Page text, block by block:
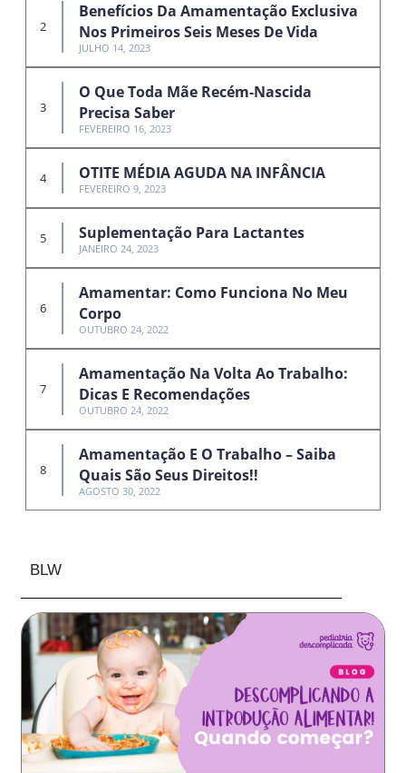
Benefícios Da Amamentação Exclusiva
Nos Primeiros Seis Meses De Vida
JULHO 14, 2023
O Que Toda Mãe Recém-Nascida
Precisa Saber
FEVEREIRO 16, 2023
OTITE MÉDIA AGUDA NA INFÂNCIA
FEVEREIRO 9, 2023
Suplementação Para Lactantes
JANEIRO 24, 2023
Amamentar: Como Funciona No Meu
Corpo
OUTUBRO 24, 2022
Amamentação Na Volta Ao Trabalho:
Dicas E Recomendações
OUTUBRO 24, 2022
Amamentação E O Trabalho – Saiba
Quais São Seus Direitos!!
AGOSTO 30, 2022
BLW